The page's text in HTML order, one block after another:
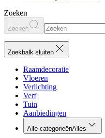
Zoeken
Zoeken
Zoekbalk sluiten
Raamdecoratie
Vloeren
Verlichting
Verf
Tuin
Aanbiedingen
Alle categorieënAlles